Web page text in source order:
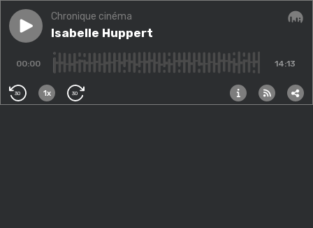
Play episodeIsabelle Huppert
Chronique cinéma
Isabelle Huppert
00:00 14:13
30 1x 30